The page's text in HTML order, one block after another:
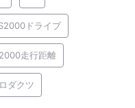
ドライブ
走行距離
ダクツ